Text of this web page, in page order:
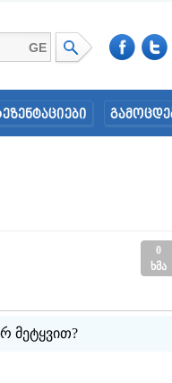
GE
0
ხმა
მეტყვით?